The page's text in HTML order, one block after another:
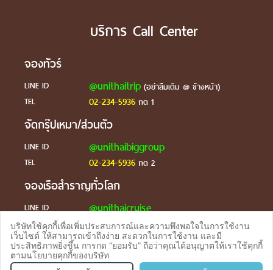
จองทัวร TEL
บริการ Call Center
จองทัวร์
LINE ID @unithaitrip(อย่าลืมเติม @ ข้างหน้า)
TEL
02-234-5936กด 1
จัดกรุ๊ปเหมา/ส่วนตัว
LINE ID @unithaibiggroup
TEL 02-234-5936กด 2
จองเรือสำราญทั่วโลก
LINE ID @unithaicruise
ร้องเรียน
LINE ID @unithaicare
บริษัทใช้คุกกี้เพื่อเพิ่มประสบการณ์และความพึงพอใจในการใช้งาน
เว็บไซต์ ให้สามารถเข้าถึงง่าย สะดวกในการใช้งาน และมี
ประสิทธิภาพยิ่งขึ้น การกด “ยอมรับ” ถือว่าคุณได้อนุญาตให้เราใช้คุกกี้
ตามนโยบายคุกกี้ของบริษัท